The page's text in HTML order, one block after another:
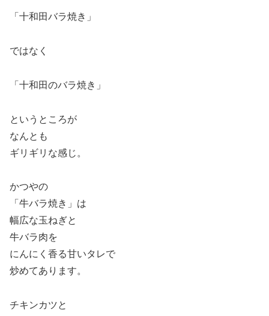
「十和田バラ焼き」
ではなく
「十和田のバラ焼き」
というところが
なんとも
ギリギリな感じ。
かつやの
「牛バラ焼き」は
幅広な玉ねぎと
牛バラ肉を
にんにく香る甘いタレで
炒めてあります。
チキンカツと